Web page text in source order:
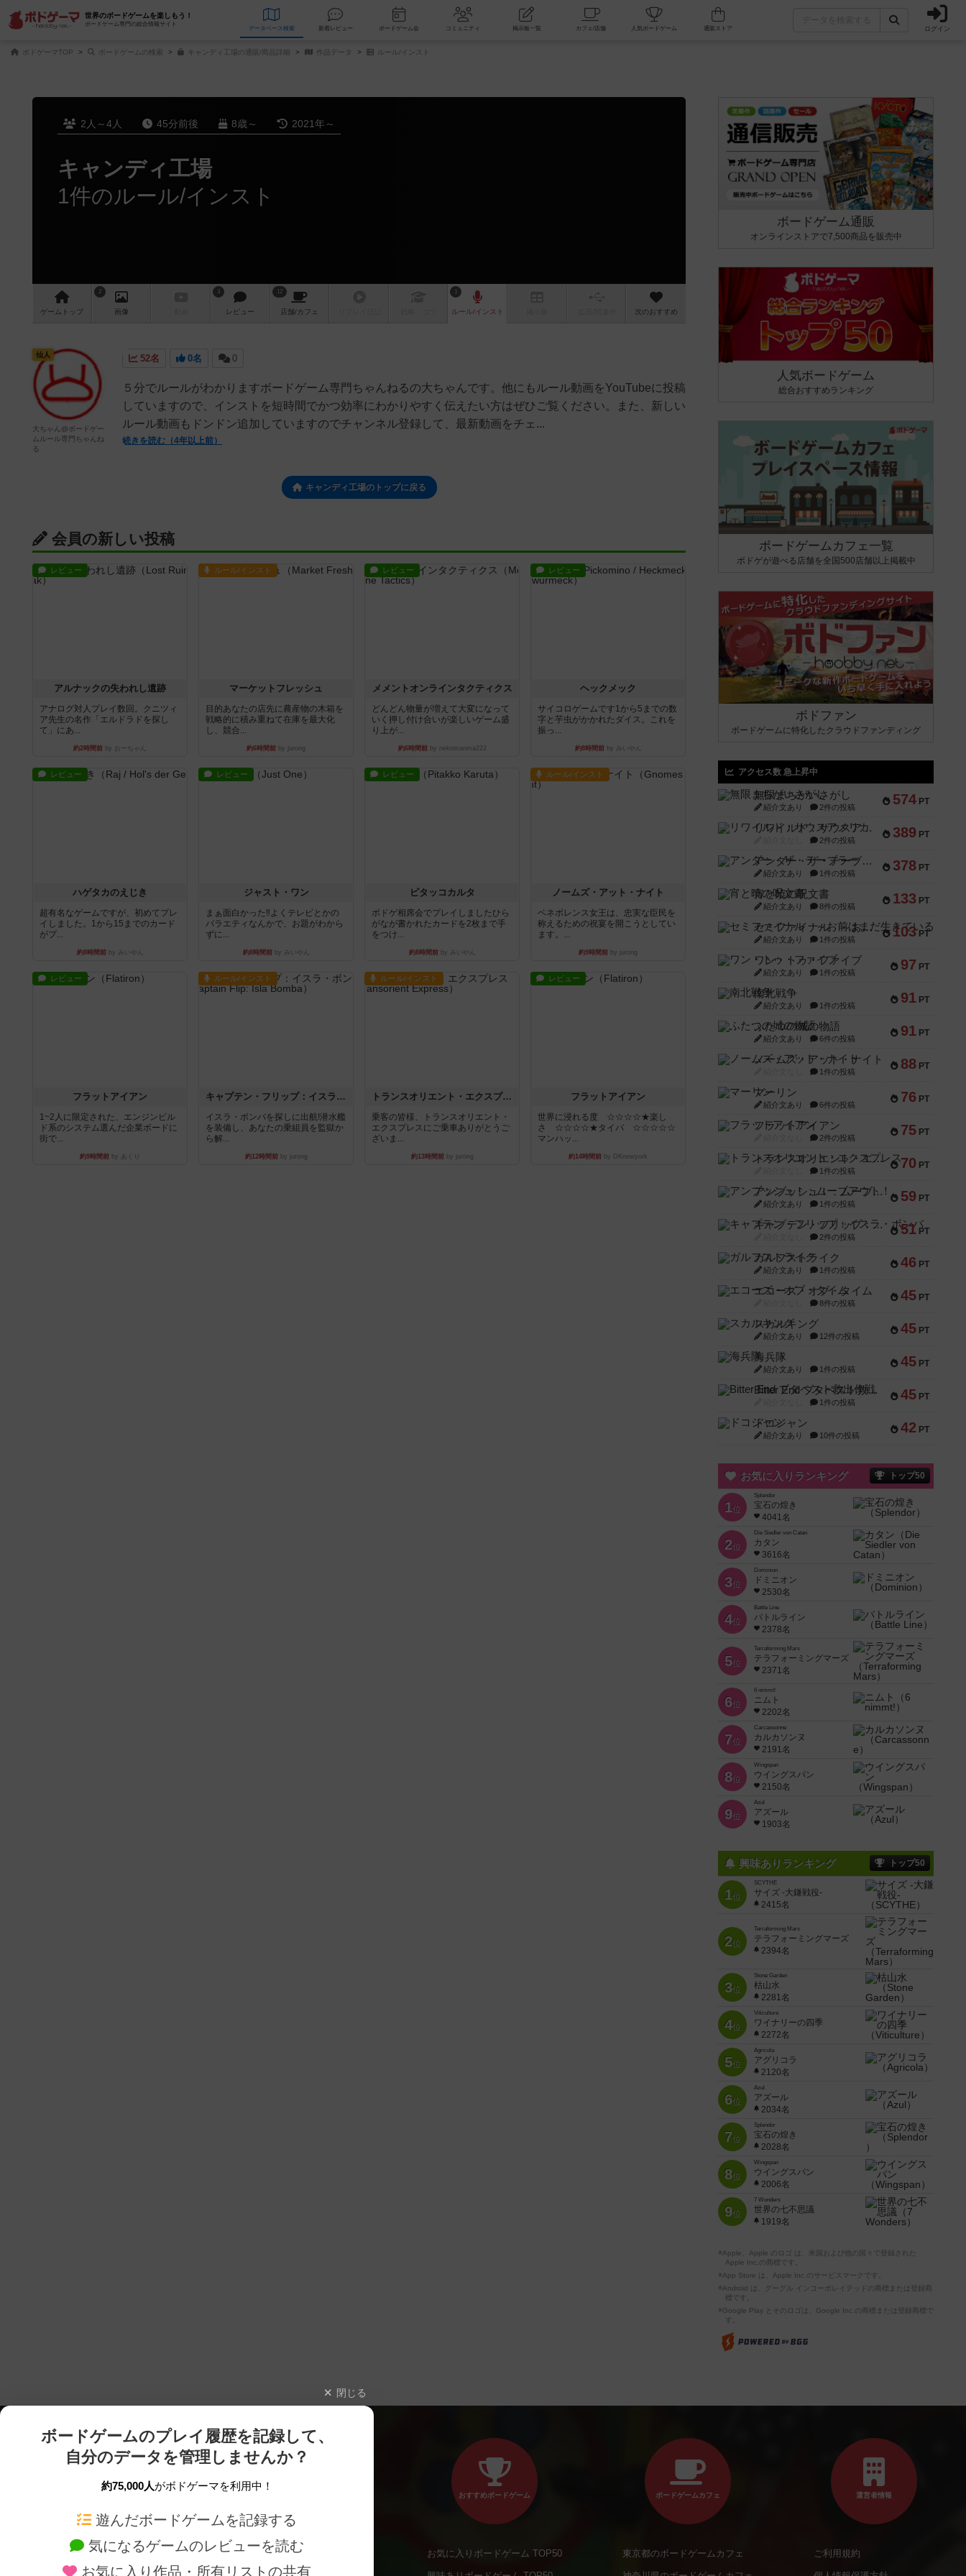
世界のボードゲームを楽しもう！
ボードゲーム専門の総合情報サイト
データベース 検索 新着レビュー ボードゲーム会 コミュニティ 掲示板一覧 カフェ/店舗 人気ボードゲーム ログイン
ボドゲーマTOP ボードゲームの検索 キャンディ工場の通販/商品詳細 作品データ ルール/インスト
2人～4人 45分前後 8歳～ 2021年～
キャンディ工場
1件のルール/インスト
ゲーム トップ
2
画像
3
レビュー
12
店舗/カフェ
1
ルール/インスト 次のおすすめ
52名 0名 0
５分でルールがわかりますボードゲーム専門ちゃんねるの大ちゃんです。他にもルール動画をYouTubeに投稿
していますので、インストを短時間でかつ効率にわかりやすく伝えたい方はぜひご覧ください。また、新しい
ルール動画もドンドン追加していますのでチャンネル登録して、最新動画をチェ...
続きを読む（4年以上前）
仙人
大ちゃん@ボードゲー
ムルール専門ちゃんね
る
キャンディ工場のトップに戻る
会員の新しい投稿
レビュー
アルナックの失われし遺跡
アナログ対人プレイ数回。クニツィ
ア先生の名作「エルドラドを探し
て」にあ...
約2時間前 by おーちゃん
ルール/インスト
マーケットフレッシュ
目的あなたの店先に農産物の木箱を
戦略的に積み重ねて在庫を最大化
し、競合...
約6時間前 by jurong
レビュー
メメントオンラインタクティクス
どんどん物量が増えて大変になって
いく押し付け合いが楽しいゲーム盛
り上が...
約6時間前by nekomanma222
レビュー
ヘックメック
サイコロゲームです1から5までの数
字と芋虫がかかれたダイス。これを
振っ...
約8時間前by みいやん
レビュー
ハゲタカのえじき
超有名なゲームですが、初めてプレ
イしました。1から15までのカード
がプ...
約8時間前by みいやん
レビュー
ジャスト・ワン
まぁ面白かった‼️よくテレビとかの
バラエティなんかで、お題がわから
ずに...
約8時間前by みいやん
レビュー
ピタッコカルタ
ボドゲ相席会でプレイしましたひら
がなが書かれたカードを2枚まで手
をつけ...
約8時間前by みいやん
ルール/インスト
ノームズ・アット・ナイト
ベネボレンス女王は、忠実な臣民を
称えるための祝宴を開こうとしてい
ます。...
約9時間前 by jurong
レビュー
フラットアイアン
1~2人に限定された、エンジンビル
ド系のシステム選んだ企業ボードに
街で...
約9時間前 by あくり
ルール/インスト
キャプテン・フリップ：イスラ・ボンバ
イスラ・ボンバを探しに出航!潜水艦
を装備し、あなたの乗組員を監獄か
ら解...
約12時間前by jurong
ルール/インスト
トランスオリエント・エクスプレス
乗客の皆様、トランスオリエント・
エクスプレスにご乗車ありがとうご
ざいま...
約13時間前by jurong
レビュー
フラットアイアン
世界に浸れる度 ☆☆☆☆★楽し
さ ☆☆☆☆★タイパ ☆☆☆☆☆
マンハッ...
約14時間前 by DKnewyork
ボードゲーム通販
オンラインストアで7,500商品を販売中
人気ボードゲーム
総合おすすめランキング
ボードゲームカフェ一覧
ボドゲが遊べる店舗を全国500店舗以上掲載中
ボドファン
ボードゲームに特化したクラウドファンディング
アクセス数 急上昇中
574 PT
無限まちがいさがし
紹介文あり 2件の投稿
389 PT
リワイルド：サウスアメリカ
2件の投稿
378 PT
アンダー・ザ・テーブラー
紹介文あり 1件の投稿
133 PT
宵と暁の呪文書
紹介文あり 8件の投稿
103 PT
セミファイナル ～お前はまだ生きている～
紹介文あり 1件の投稿
97 PT
ワン・トゥ・ファイブ
紹介文あり 1件の投稿
91 PT
南北戦争
紹介文あり 1件の投稿
91 PT
ふたつの城の物語
紹介文あり 6件の投稿
88 PT
ノームズ・アット・ナイト
1件の投稿
76 PT
マーリン
紹介文あり 6件の投稿
75 PT
フラットアイアン
2件の投稿
70 PT
トランスオリエント・エクスプレス
1件の投稿
59 PT
アンブッシュ！：ムーブアウト！
紹介文あり 1件の投稿
51 PT
キャプテン・フリップ：イスラ・ボンバ
2件の投稿
46 PT
ガルフストライク
紹介文あり 1件の投稿
45 PT
エコーズ・オブ・タイム
8件の投稿
45 PT
スカルキング
紹介文あり 12件の投稿
45 PT
海兵隊
紹介文あり 1件の投稿
45 PT
Bitter End ブタペスト救出作戦
1件の投稿
42 PT
ドコジャン
紹介文あり 10件の投稿
お気に入りランキング トップ50
1位
Splendor
宝石の煌き
4041名
2位
Die Siedler von Catan
カタン
3616名
3位
Dominion
ドミニオン
2530名
4位
Battle Line
バトルライン
2378名
5位
Terraforming Mars
テラフォーミングマーズ
2371名
6位
6 nimmt!
ニムト
2202名
7位
Carcassonne
カルカソンヌ
2191名
8位
Wingspan
ウイングスパン
2150名
9位
Azul
アズール
1903名
興味ありランキング トップ50
1位
SCYTHE
サイズ -大鎌戦役-
2415名
2位
Terraforming Mars
テラフォーミングマーズ
2394名
3位
Stone Garden
枯山水
2281名
4位
Viticulture
ワイナリーの四季
2272名
5位
Agricola
アグリコラ
2120名
6位
Azul
アズール
2034名
7位
Splendor
宝石の煌き
2028名
8位
Wingspan
ウイングスパン
2006名
9位
7 Wonders
世界の七不思議
1919名
※Apple、Apple のロゴ は、米国および他の国々で登録された
Apple Inc.の商標です。
※App Store は、Apple Inc.のサービスマークです。
※Android は、グーグル インコーポレイテッドの商標または登録商
標です。
※Google Play とそのロゴは、Google Inc.の商標または登録商標で
す。
閉じる
ボードゲームのプレイ履歴を記録して、
自分のデータを管理しませんか？
約75,000人がボドゲーマを利用中！
遊んだボードゲームを記録する
気になるゲームのレビューを読む
お気に入り作品・所有リストの共有
ボードゲームを検索する 新作・再入荷情報
おすすめボードゲーム
お気に入りボードゲーム TOP50
ボードゲームカフェ
東京都のボードゲームカフェ
運営者情報
ご利用規約